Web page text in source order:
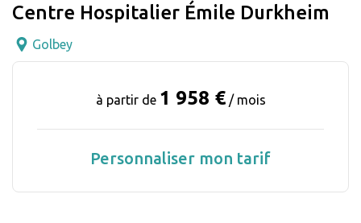
Centre Hospitalier Émile Durkheim
Golbey
à partir de 1 958 € / mois
Personnaliser mon tarif